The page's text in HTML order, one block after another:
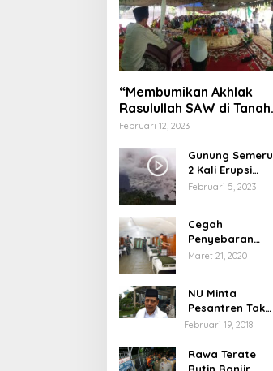
“Membumikan Akhlak
Rasulullah SAW di Tanah
Nusantara”
Februari 12, 2023
Gunung Semeru
2 Kali Erupsi
dengan Tinggi
Februari 5, 2023
Cegah
Penyebaran
Virus Corona,
Pelayanan
Maret 21, 2020
NU Minta
Pesantren Tak
Terprovokasi
Februari 19, 2018
Rawa Terate